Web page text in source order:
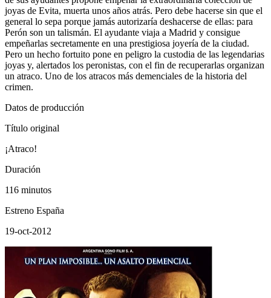
joyas de Evita, muerta unos años atrás. Pero debe hacerse sin que el
general lo sepa porque jamás autorizaría deshacerse de ellas: para
Perón son un talismán. El ayudante viaja a Madrid y consigue
empeñarlas secretamente en una prestigiosa joyería de la ciudad.
Pero un hecho fortuito pone en peligro la custodia de las legendarias
joyas y, alertados los peronistas, con el fin de recuperarlas organizan
un atraco. Uno de los atracos más demenciales de la historia del
crimen.
Datos de producción
Título original
¡Atraco!
Duración
116 minutos
Estreno España
19-oct-2012